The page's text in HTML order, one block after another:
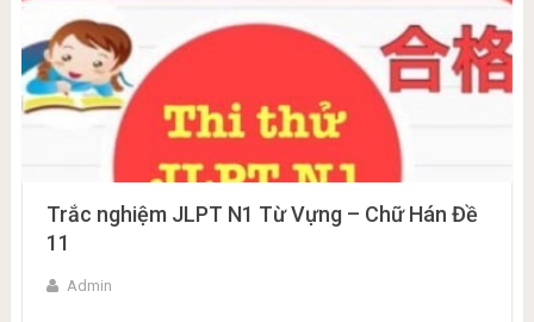
Trắc nghiệm JLPT N1 Từ Vựng – Chữ Hán Đề
11
Admin